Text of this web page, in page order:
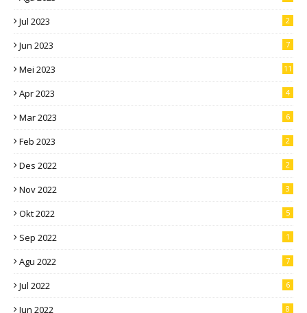
Jul 2023 2
Jun 2023 7
Mei 2023 11
Apr 2023 4
Mar 2023 6
Feb 2023 2
Des 2022 2
Nov 2022 3
Okt 2022 5
Sep 2022 1
Agu 2022 7
Jul 2022 6
Jun 2022 8